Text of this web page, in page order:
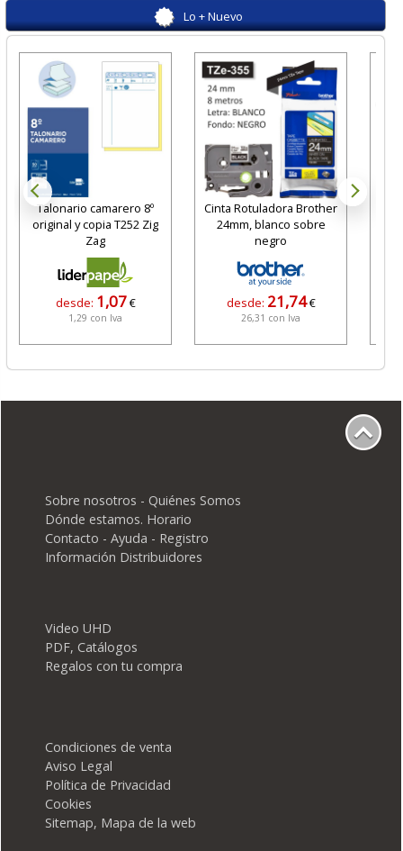
Lo + Nuevo
Talonario camarero 8º
original y copia T252 Zig
Zag
desde: 1,07€
1,29 con Iva
Cinta Rotuladora Brother
24mm, blanco sobre
negro
desde: 21,74€
26,31 con Iva
Sobre nosotros - Quiénes Somos
Dónde estamos. Horario
Contacto - Ayuda - Registro
Información Distribuidores
Video UHD
PDF, Catálogos
Regalos con tu compra
Condiciones de venta
Aviso Legal
Política de Privacidad
Cookies
Sitemap, Mapa de la web